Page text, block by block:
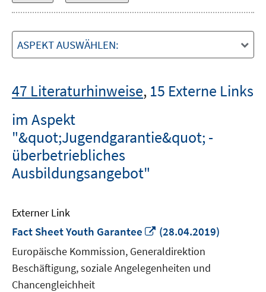
ASPEKT AUSWÄHLEN:
47 Literaturhinweise, 15 Externe Links
im Aspekt
"&quot;Jugendgarantie&quot; -
überbetriebliches
Ausbildungsangebot"
Externer Link
Fact Sheet Youth Garantee
In
neuem
Fenster
öffnen
(28.04.2019)
Europäische Kommission, Generaldirektion
Beschäftigung, soziale Angelegenheiten und
Chancengleichheit